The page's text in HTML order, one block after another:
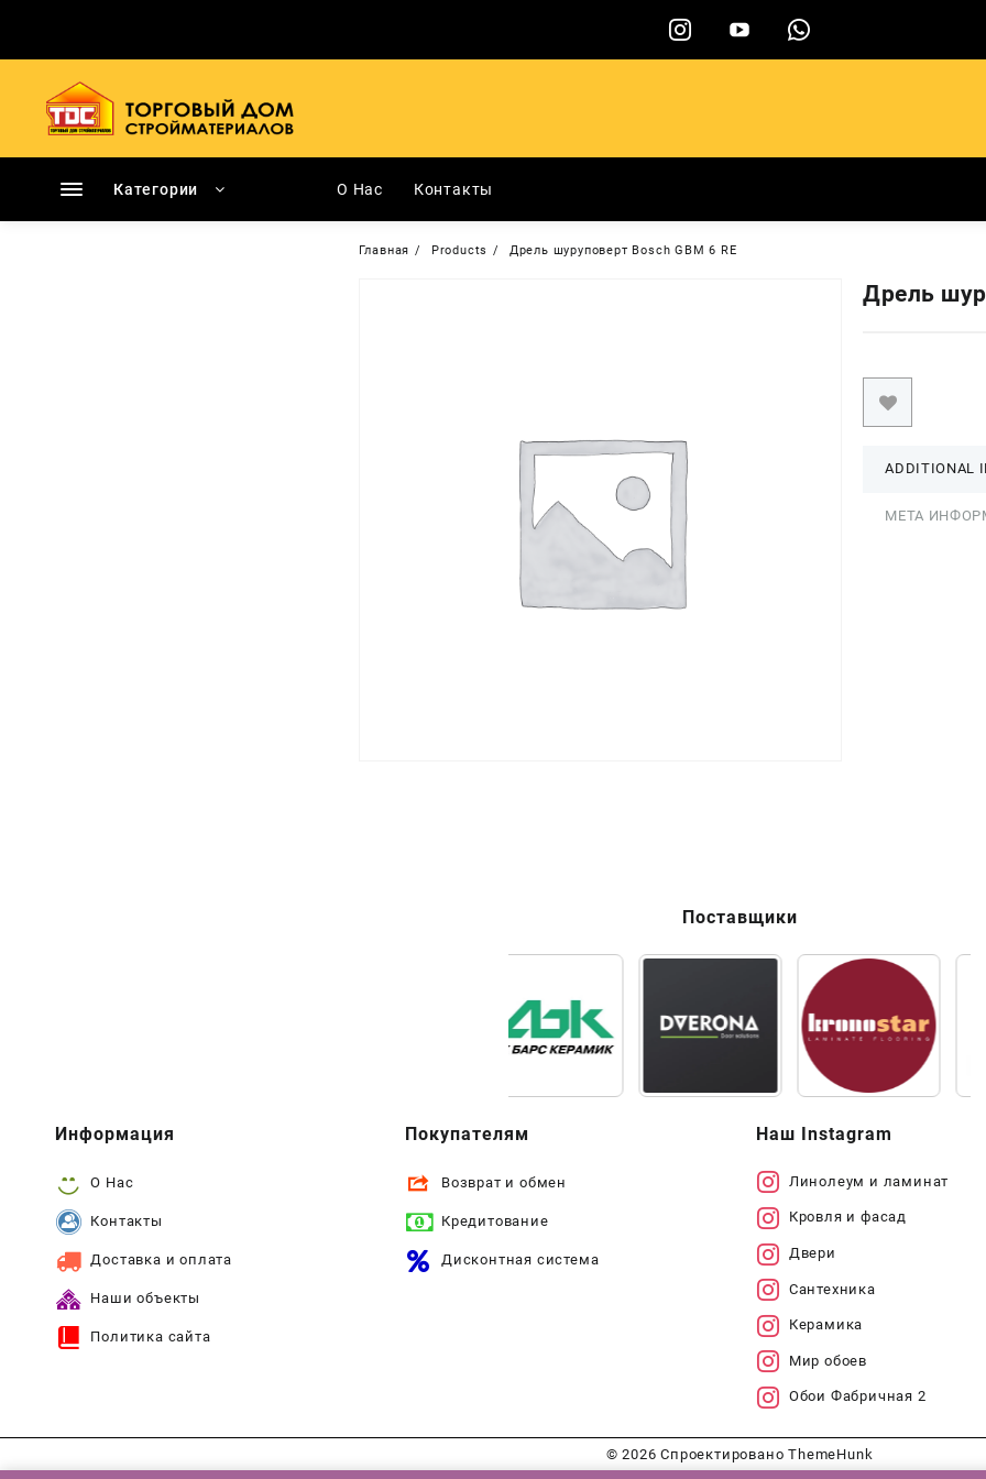
содержимому
Категории О Нас Контакты
Главная Products Дрель шуруповерт Bosch GBM 6 RE
Дрель
ADDITIONAL
МЕТА
Поставщики
Информация
О Нас
Контакты
Доставка и оплата
Наши объекты
Политика сайта
Покупателям
Возврат и обмен
Кредитование
Дисконтная система
Наш Instagram
Линолеум и ламинат
Кровля и фасад
Двери
Сантехника
Керамика
Мир обоев
Обои Фабричная 2
© 2026Спроектировано ThemeHunk